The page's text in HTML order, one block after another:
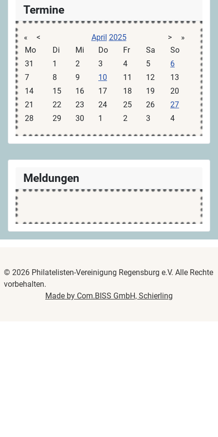
Termine
« < April 2025 >
»
Mo
Di Mi Do Fr Sa
So
31
1 2 3 4 5
6
7
8 9 10 11 12
13
14
15 16 17 18 19
20
21
22 23 24 25 26
27
28
29 30 1 2 3 4
Meldungen
© 2026 Philatelisten-Vereinigung Regensburg e.V. Alle Rechte
vorbehalten.
Made by Com.BISS GmbH, Schierling